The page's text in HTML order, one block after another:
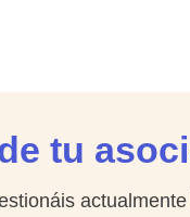
tu